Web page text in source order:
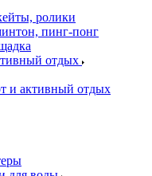
ролики
пинг-понг
отдых
и активный отдых